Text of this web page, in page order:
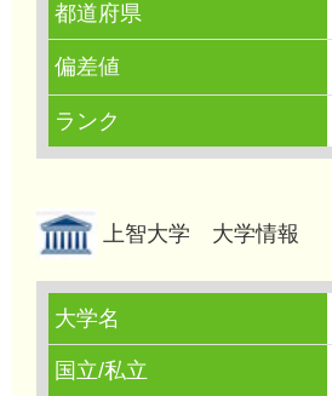
都道府県
偏差値
ランク
上智大学 大学情報
大学名
国立/私立